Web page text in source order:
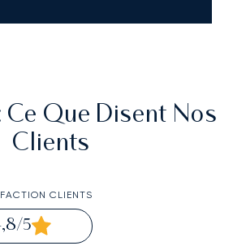
Ce Que Disent Nos
Clients
CLIENTS
/5